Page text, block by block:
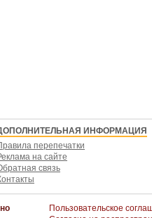
ИНФОРМАЦИЯ
перепечатки
на сайте
связь
Пользовательское